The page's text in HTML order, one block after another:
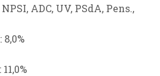
NPSI, ADC, UV, PSdA, Pens.,
: 8,0%
: 11,0%